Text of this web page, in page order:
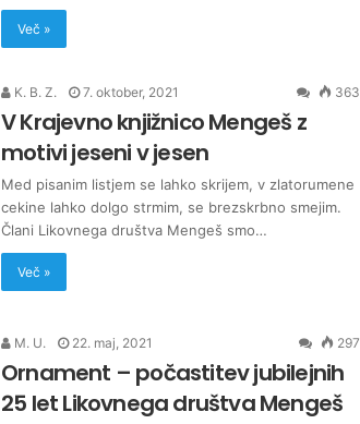
Več »
K. B. Z. 7. oktober, 2021 363
V Krajevno knjižnico Mengeš z
motivi jeseni v jesen
Med pisanim listjem se lahko skrijem, v zlatorumene
cekine lahko dolgo strmim, se brezskrbno smejim.
Člani Likovnega društva Mengeš smo…
Več »
M. U. 22. maj, 2021 297
Ornament – počastitev jubilejnih
25 let Likovnega društva Mengeš